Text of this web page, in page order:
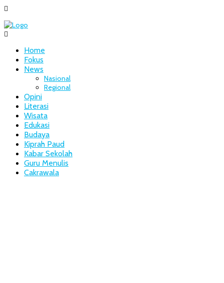
Home
Fokus
News
Nasional
Regional
Opini
Literasi
Wisata
Edukasi
Budaya
Kiprah Paud
Kabar Sekolah
Guru Menulis
Cakrawala